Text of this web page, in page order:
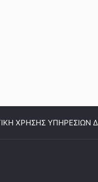
ΧΡΗΣΗΣ ΥΠΗΡΕΣΙΩΝ